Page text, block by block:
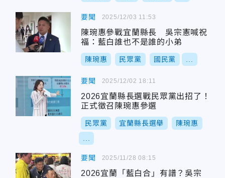
要聞
陳琬惠參戰宜蘭縣長 吳宗憲喊祝
福：藍白誰也不是誰的小弟
陳琬惠 民眾黨 國民黨
2025/12/03 11:53
要聞
2026宜蘭縣長選戰民眾黨出招了！
正式徵召陳琬惠參選
民眾黨 宜蘭縣長選舉 陳琬惠
2025/12/02 18:11
要聞
2026宜蘭「藍白合」有譜？吳宗
2025/11/28 08:15